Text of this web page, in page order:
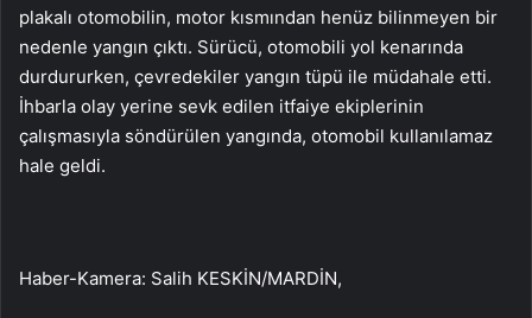
plakalı otomobilin, motor kısmından henüz bilinmeyen bir
nedenle yangın çıktı. Sürücü, otomobili yol kenarında
durdururken, çevredekiler yangın tüpü ile müdahale etti.
İhbarla olay yerine sevk edilen itfaiye ekiplerinin
çalışmasıyla söndürülen yangında, otomobil kullanılamaz
hale geldi.
Haber-Kamera: Salih KESKİN/MARDİN,